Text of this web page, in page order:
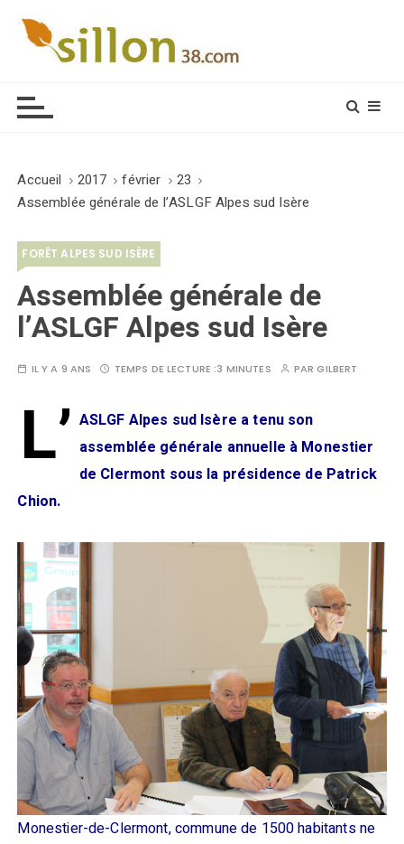
Accueil 2017 février
23
Assemblée générale de l’ASLGF Alpes sud Isère
FORÊT ALPES SUD ISÈRE
Assemblée générale de
l’ASLGF Alpes sud Isère
IL Y A 9 ANS TEMPS DE LECTURE :3 MINUTES PARGILBERT
L’ ASLGF Alpes sud Isère a tenu son
assemblée générale annuelle à Monestier
de Clermont sous la présidence de Patrick
Chion.
Monestier-de-Clermont, commune de 1500 habitants ne